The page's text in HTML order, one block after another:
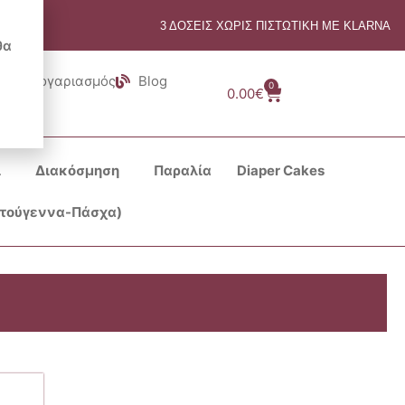
3 ΔΟΣΕΙΣ ΧΩΡΙΣ ΠΙΣΤΩΤΙΚΗ ΜΕ KLARNA
Λογαριασμός Blog
0.00€
0
Cart
Διακόσμηση Παραλία Diaper Cakes
Πάσχα)